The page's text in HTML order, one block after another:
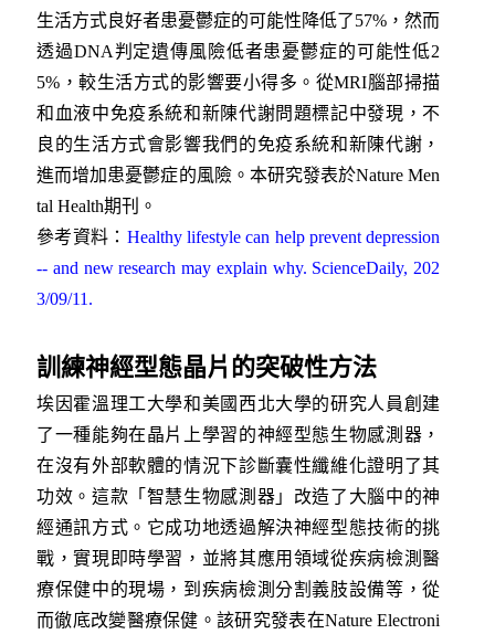
生活方式良好者患憂鬱症的可能性降低了57%，然而
透過DNA判定遺傳風險低者患憂鬱症的可能性低2
5%，較生活方式的影響要小得多。從MRI腦部掃描
和血液中免疫系統和新陳代謝問題標記中發現，不
良的生活方式會影響我們的免疫系統和新陳代謝，
進而增加患憂鬱症的風險。本研究發表於Nature Men
tal Health期刊。
參考資料： Healthy lifestyle can help prevent depression
-- and new research may explain why. ScienceDaily, 202
3/09/11.
訓練神經型態晶片的突破性方法
埃因霍溫理工大學和美國西北大學的研究人員創建
了一種能夠在晶片上學習的神經型態生物感測器，
在沒有外部軟體的情況下診斷囊性纖維化證明了其
功效。這款「智慧生物感測器」改造了大腦中的神
經通訊方式。它成功地透過解決神經型態技術的挑
戰，實現即時學習，並將其應用領域從疾病檢測醫
療保健中的現場，到疾病檢測分割義肢設備等，從
而徹底改變醫療保健。該研究發表在Nature Electroni